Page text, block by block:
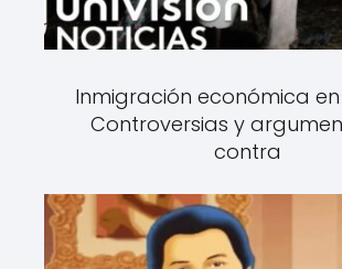
Inmigración económica en
Controversias y
contra